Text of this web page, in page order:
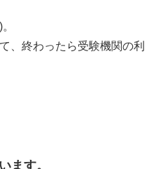
、終わったら受験機関の利
ます。